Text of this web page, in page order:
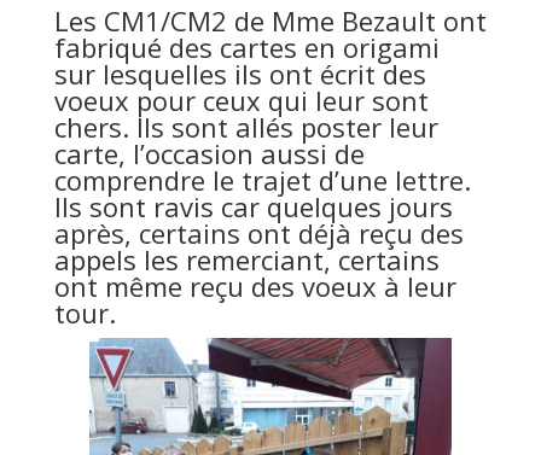
Les CM1/CM2 de Mme Bezault ont
fabriqué des cartes en origami
sur lesquelles ils ont écrit des
voeux pour ceux qui leur sont
chers. Ils sont allés poster leur
carte, l’occasion aussi de
comprendre le trajet d’une lettre.
Ils sont ravis car quelques jours
après, certains ont déjà reçu des
appels les remerciant, certains
ont même reçu des voeux à leur
tour.